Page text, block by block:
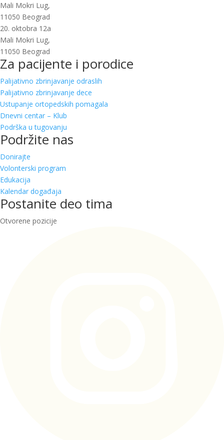
Mali Mokri Lug,
11050 Beograd
20. oktobra 12a
Mali Mokri Lug,
11050 Beograd
Za pacijente i porodice
Palijativno zbrinjavanje odraslih
Palijativno zbrinjavanje dece
Ustupanje ortopedskih pomagala
Dnevni centar – Klub
Podrška u tugovanju
Podržite nas
Donirajte
Volonterski program
Edukacija
Kalendar događaja
Postanite deo tima
Otvorene pozicije